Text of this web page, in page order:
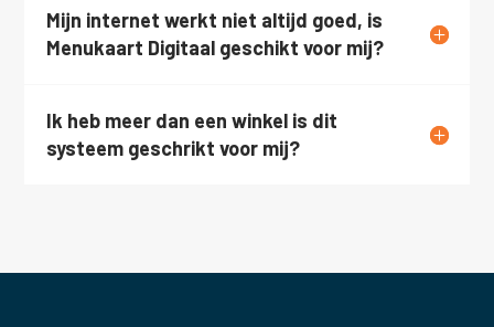
Mijn internet werkt niet altijd goed, is
Menukaart Digitaal geschikt voor mij?
Ik heb meer dan een winkel is dit
systeem geschrikt voor mij?